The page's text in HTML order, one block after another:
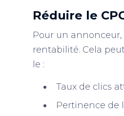
Réduire le
Pour un
rentabilité. Cela
le :
Taux de clics
Pertinence de